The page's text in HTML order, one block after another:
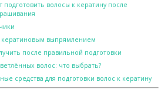
подготовить волосы к кератину после
кератиновым выпрямлением
после правильной подготовки
волос: что выбрать?
средства для подготовки волос к кератину